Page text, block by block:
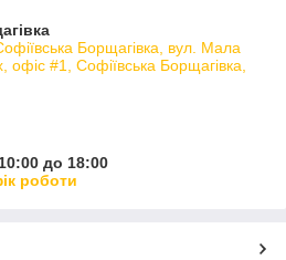
Борщагівка, вул. Мала
офіс #1, Софіївська Борщагівка,
до 18:00
роботи